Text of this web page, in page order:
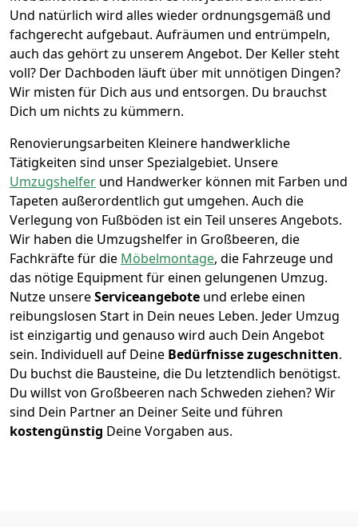
Und natürlich wird alles wieder ordnungsgemäß und
fachgerecht aufgebaut. Aufräumen und entrümpeln,
auch das gehört zu unserem Angebot. Der Keller steht
voll? Der Dachboden läuft über mit unnötigen Dingen?
Wir misten für Dich aus und entsorgen. Du brauchst
Dich um nichts zu kümmern.
Renovierungsarbeiten Kleinere handwerkliche
Tätigkeiten sind unser Spezialgebiet. Unsere
Umzugshelfer und Handwerker können mit Farben und
Tapeten außerordentlich gut umgehen. Auch die
Verlegung von Fußböden ist ein Teil unseres Angebots.
Wir haben die Umzugshelfer in Großbeeren, die
Fachkräfte für die Möbelmontage, die Fahrzeuge und
das nötige Equipment für einen gelungenen Umzug.
Nutze unsereServiceangebote und erlebe einen
reibungslosen Start in Dein neues Leben. Jeder Umzug
ist einzigartig und genauso wird auch Dein Angebot
sein. Individuell auf Deine Bedürfnisse zugeschnitten.
Du buchst die Bausteine, die Du letztendlich benötigst.
Du willst von Großbeeren nach Schweden ziehen? Wir
sind Dein Partner an Deiner Seite und führen
kostengünstig Deine Vorgaben aus.